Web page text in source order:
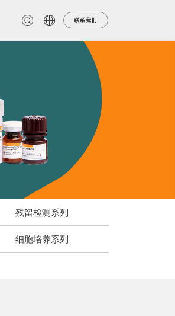
联系我们
残留检测系列
细胞培养系列